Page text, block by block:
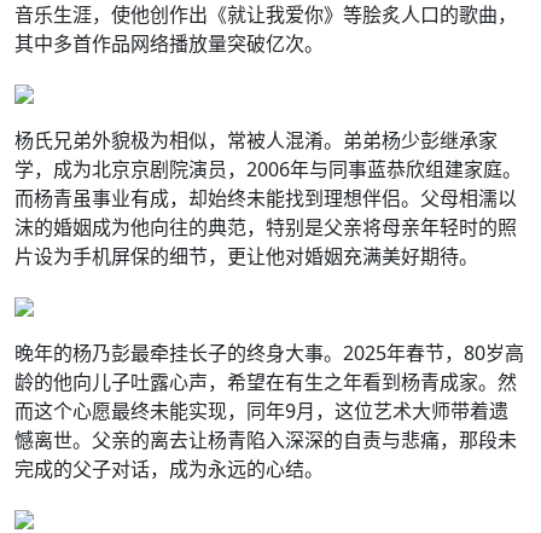
音乐生涯，使他创作出《就让我爱你》等脍炙人口的歌曲，
其中多首作品网络播放量突破亿次。
杨氏兄弟外貌极为相似，常被人混淆。弟弟杨少彭继承家
学，成为北京京剧院演员，2006年与同事蓝恭欣组建家庭。
而杨青虽事业有成，却始终未能找到理想伴侣。父母相濡以
沫的婚姻成为他向往的典范，特别是父亲将母亲年轻时的照
片设为手机屏保的细节，更让他对婚姻充满美好期待。
晚年的杨乃彭最牵挂长子的终身大事。2025年春节，80岁高
龄的他向儿子吐露心声，希望在有生之年看到杨青成家。然
而这个心愿最终未能实现，同年9月，这位艺术大师带着遗
憾离世。父亲的离去让杨青陷入深深的自责与悲痛，那段未
完成的父子对话，成为永远的心结。